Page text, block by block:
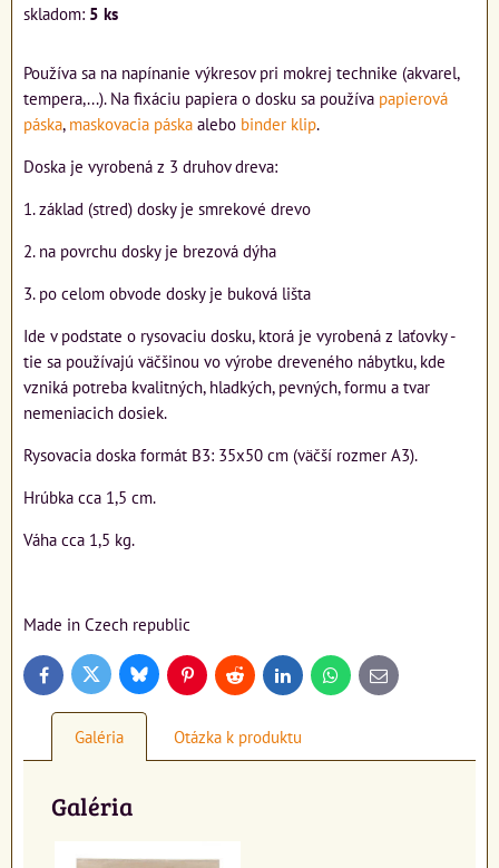
skladom: 5 ks
Používa sa na napínanie výkresov pri mokrej technike (akvarel,
tempera,...). Na fixáciu papiera o dosku sa používa papierová
páska, maskovacia páska alebo binder klip.
Doska je vyrobená z 3 druhov dreva:
1. základ (stred) dosky je smrekové drevo
2. na povrchu dosky je brezová dýha
3. po celom obvode dosky je buková lišta
Ide v podstate o rysovaciu dosku, ktorá je vyrobená z laťovky -
tie sa používajú väčšinou vo výrobe dreveného nábytku, kde
vzniká potreba kvalitných, hladkých, pevných, formu a tvar
nemeniacich dosiek.
Rysovacia doska formát B3: 35x50 cm (väčší rozmer A3).
Hrúbka cca 1,5 cm.
Váha cca 1,5 kg.
Made in Czech republic
FacebookTwitter BlueskyPinterestReddit LinkedInWhatsApp
E-
mail
Galéria Otázka k produktu
Galéria